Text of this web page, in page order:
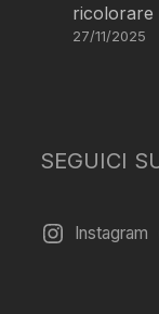
ricolorare
27/11/2025
SEGUICI
Instagram